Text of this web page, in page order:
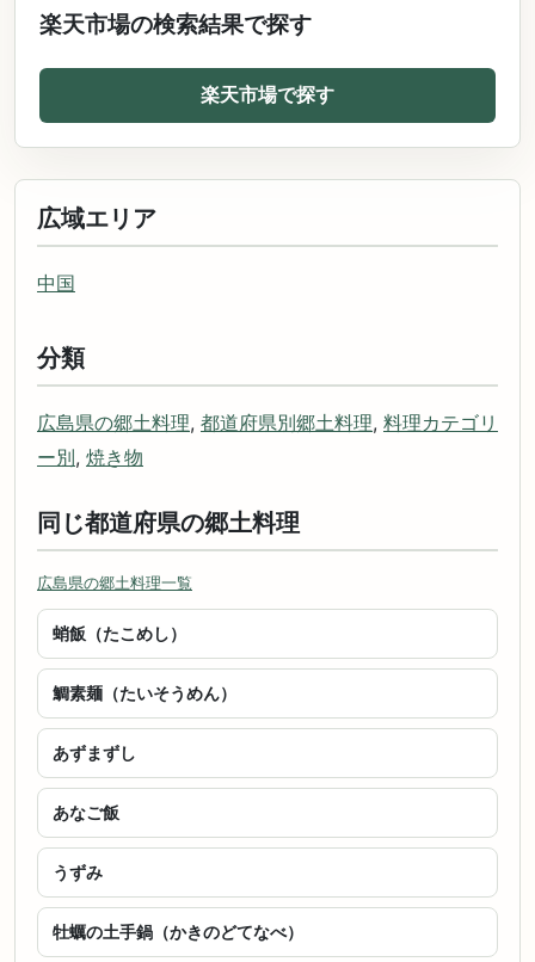
楽天市場の検索結果で探す
楽天市場で探す
広域エリア
中国
分類
広島県の郷土料理, 都道府県別郷土料理, 料理カテゴリ
ー別, 焼き物
同じ都道府県の郷土料理
広島県の郷土料理一覧
蛸飯（たこめし）
鯛素麺（たいそうめん）
あずまずし
あなご飯
うずみ
牡蠣の土手鍋（かきのどてなべ）